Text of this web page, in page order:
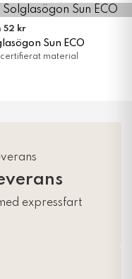
52 kr
Sun ECO
certifierat material
expressfart